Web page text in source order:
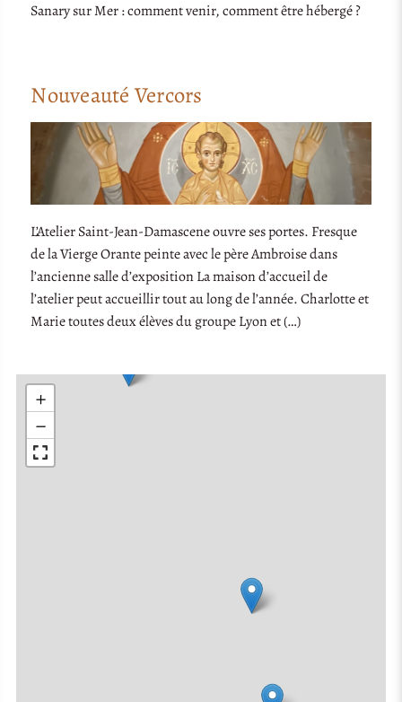
Sanary sur Mer : comment venir, comment être hébergé ?
Nouveauté Vercors
L’Atelier Saint-Jean-Damascene ouvre ses portes. Fresque
de la Vierge Orante peinte avec le père Ambroise dans
l’ancienne salle d’exposition La maison d’accueil de
l’atelier peut accueillir tout au long de l’année. Charlotte et
Marie toutes deux élèves du groupe Lyon et (…)
+
−